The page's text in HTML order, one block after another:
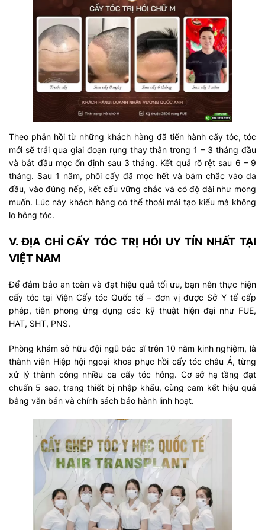
Theo phản hồi từ những khách hàng đã tiến hành cấy tóc, tóc
mới sẽ trải qua giai đoạn rụng thay thân trong 1 – 3 tháng đầu
và bắt đầu mọc ổn định sau 3 tháng. Kết quả rõ rệt sau 6 – 9
tháng. Sau 1 năm, phôi cấy đã mọc hết và bám chắc vào da
đầu, vào đúng nếp, kết cấu vững chắc và có độ dài như mong
muốn. Lúc này khách hàng có thể thoải mái tạo kiểu mà không
lo hỏng tóc.
V. ĐỊA CHỈ CẤY TÓC TRỊ HÓI UY TÍN NHẤT TẠI
VIỆT NAM
Để đảm bảo an toàn và đạt hiệu quả tối ưu, bạn nên thực hiện
cấy tóc tại Viện Cấy tóc Quốc tế – đơn vị được Sở Y tế cấp
phép, tiên phong ứng dụng các kỹ thuật hiện đại như FUE,
HAT, SHT, PNS.
Phòng khám sở hữu đội ngũ bác sĩ trên 10 năm kinh nghiệm, là
thành viên Hiệp hội ngoại khoa phục hồi cấy tóc châu Á, từng
xử lý thành công nhiều ca cấy tóc hỏng. Cơ sở hạ tầng đạt
chuẩn 5 sao, trang thiết bị nhập khẩu, cùng cam kết hiệu quả
bằng văn bản và chính sách bảo hành linh hoạt.